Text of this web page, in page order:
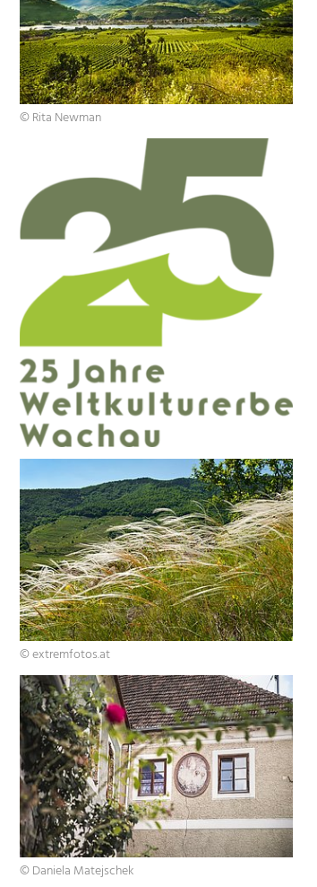
© Rita Newman
© extremfotos.at
© Daniela Matejschek